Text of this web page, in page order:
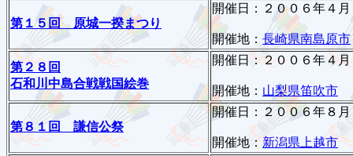
第１５回 原城一揆まつり
開催日：２００６年４
開催地： 長崎県南島原市
第２８回
石和川中島合戦戦国絵巻
開催日：２００６年４
開催地： 山梨県笛吹市
第８１回 謙信公祭
開催日：２００６年８
開催地：新潟県上越市